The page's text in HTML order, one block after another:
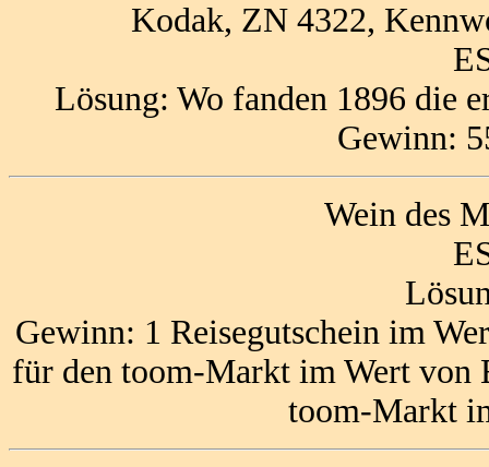
Kodak, ZN 4322,
Lösung: Wo fanden 1896 die
Gewinn:
Wein des
Gewinn: 1 Reisegutschein im
für den toom-Markt im Wert von
toom-Markt